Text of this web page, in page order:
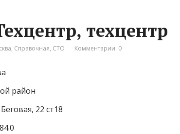
техцентр
, Справочная, СТО Комментарии: 0
район
22 ст18